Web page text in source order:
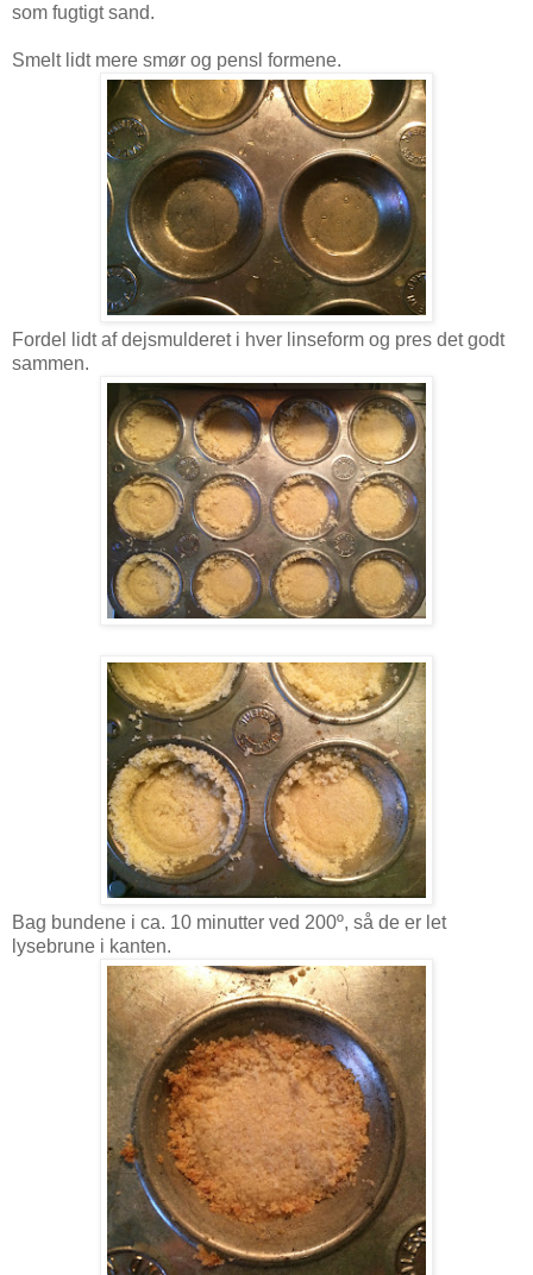
som fugtigt sand.
Smelt lidt mere smør og pensl formene.
Fordel lidt af dejsmulderet i hver linseform og pres det godt
sammen.
Bag bundene i ca. 10 minutter ved 200º, så de er let
lysebrune i kanten.